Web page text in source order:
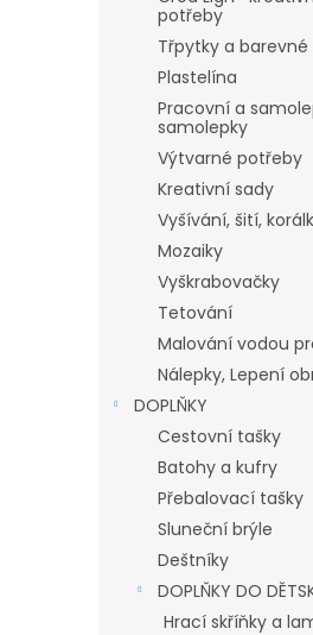
potřeby
Třpytky a barevné
Plastelína
Pracovní a
samolepky
Výtvarné potřeby
Kreativní sady
Vyšívání, šití,
Mozaiky
Vyškrabovačky
Tetování
Malování vodou
Nálepky, Lepení
DOPLŇKY
Cestovní tašky
Batohy a kufry
Přebalovací tašky
Sluneční brýle
Deštníky
DOPLŇKY DO
Hrací skříňky a